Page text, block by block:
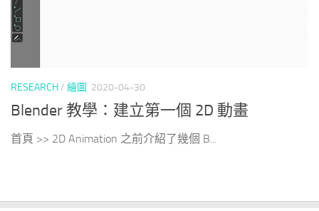
RESEARCH/ 繪圖 2020-04-30
Blender 教學：建立第一個 2D 動畫
首頁 >> 2D Animation 之前介紹了幾個 B...